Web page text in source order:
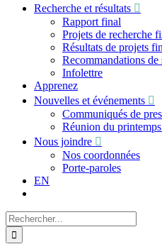
Recherche et résultats
Rapport final
Projets de recherche
Résultats de projets
Recommandations de
Infolettre
Apprenez
Nouvelles et événements
Communiqués de
Réunion du
Nous joindre
Nos coordonnées
Porte-paroles
EN
Recherche
sur
le